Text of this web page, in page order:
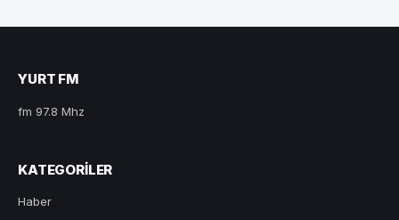
YURT FM
fm 97.8 Mhz
KATEGORILER
Haber